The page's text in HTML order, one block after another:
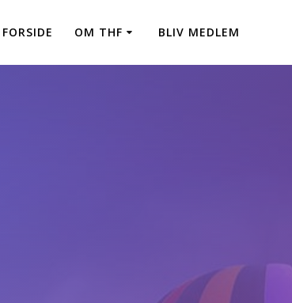
FORSIDE OM THF BLIV MEDLEM